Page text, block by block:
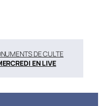
DE CULTE
EN LIVE